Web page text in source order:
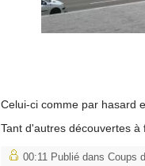
Celui-ci comme par hasard
Tant d'autres découvertes
00:11 Publié dans Coups